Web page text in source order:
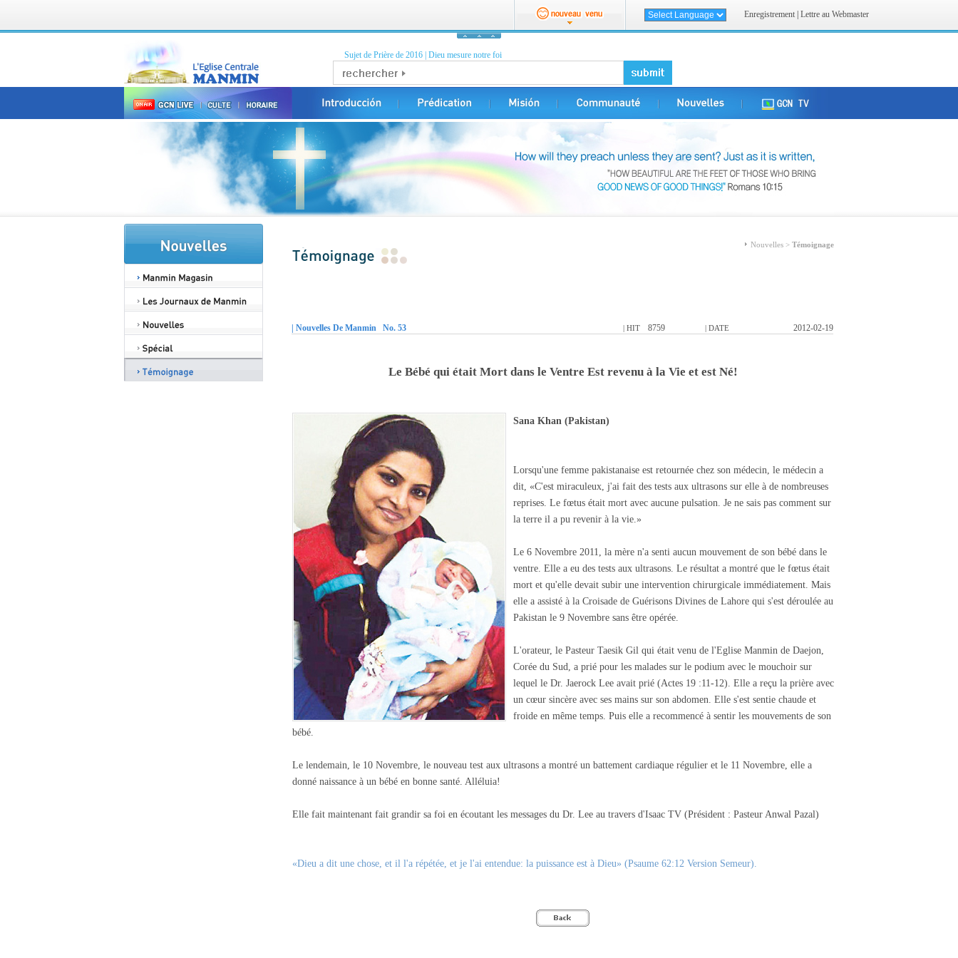
Enregistrement Lettre au Webmaster
Sujet de Prière de 2016 Dieu mesure notre foi
Nouvelles > Témoignage
| Nouvelles De Manmin No. 53 | HIT 8759 | DATE 2012-02-19
Le Bébé qui était Mort dans le Ventre Est revenu à la Vie et est Né!
Sana Khan (Pakistan)
Lorsqu'une femme pakistanaise est retournée chez son médecin, le médecin a
dit, «C'est miraculeux, j'ai fait des tests aux ultrasons sur elle à de nombreuses
reprises. Le fœtus était mort avec aucune pulsation. Je ne sais pas comment sur
la terre il a pu revenir à la vie.»
Le 6 Novembre 2011, la mère n'a senti aucun mouvement de son bébé dans le
ventre. Elle a eu des tests aux ultrasons. Le résultat a montré que le fœtus était
mort et qu'elle devait subir une intervention chirurgicale immédiatement. Mais
elle a assisté à la Croisade de Guérisons Divines de Lahore qui s'est déroulée au
Pakistan le 9 Novembre sans être opérée.
L'orateur, le Pasteur Taesik Gil qui était venu de l'Eglise Manmin de Daejon,
Corée du Sud, a prié pour les malades sur le podium avec le mouchoir sur
lequel le Dr. Jaerock Lee avait prié (Actes 19 :11-12). Elle a reçu la prière avec
un cœur sincère avec ses mains sur son abdomen. Elle s'est sentie chaude et
froide en même temps. Puis elle a recommencé à sentir les mouvements de son
bébé.
Le lendemain, le 10 Novembre, le nouveau test aux ultrasons a montré un battement cardiaque régulier et le 11 Novembre, elle a
donné naissance à un bébé en bonne santé. Alléluia!
Elle fait maintenant fait grandir sa foi en écoutant les messages du Dr. Lee au travers d'Isaac TV (Président : Pasteur Anwal Pazal)
«Dieu a dit une chose, et il l'a répétée, et je l'ai entendue: la puissance est à Dieu» (Psaume 62:12 Version Semeur).